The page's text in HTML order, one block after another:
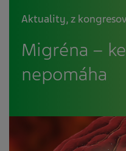
Aktuality,z kongresov
Migréna –
nepomáha